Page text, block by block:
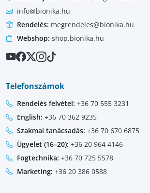
info@bionika.hu
Rendelés: megrendeles@bionika.hu
Webshop: shop.bionika.hu
Telefonszámok
Rendelés felvétel: +36 70 555 3231
English: +36 70 362 9235
Szakmai tanácsadás: +36 70 670 6875
Ügyelet (16–20): +36 20 964 4146
Fogtechnika: +36 70 725 5578
Marketing: +36 20 386 0588